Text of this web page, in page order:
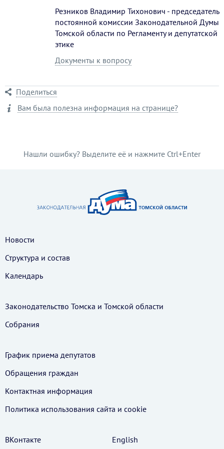
Резников Владимир Тихонович - председатель
постоянной комиссии Законодательной Думы
Томской области по Регламенту и депутатской
этике
Документы к вопросу
Поделиться
Вам была полезна информация на странице?
Нашли ошибку? Выделите её и нажмите Ctrl+Enter
Новости
Структура и состав
Календарь
Законодательство Томска и Томской области
Собрания
График приема депутатов
Обращения граждан
Контактная информация
Политика использования cайта и cookie
ВКонтакте English